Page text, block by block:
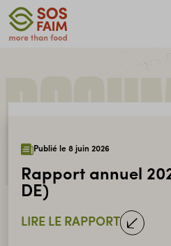
Publié le 8 juin 2026
Rapport annuel
DE)
LIRE LE RAPPORT